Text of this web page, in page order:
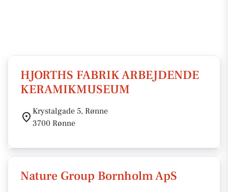
HJORTHS FABRIK ARBEJDENDE
KERAMIKMUSEUM
Krystalgade 5, Rønne
3700 Rønne
Nature Group Bornholm ApS